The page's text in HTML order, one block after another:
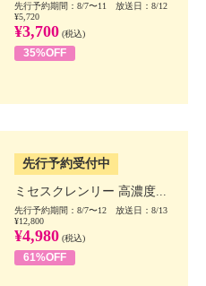
先行予約期間：8/7〜11 放送日：8/12
¥5,720
¥3,700 (税込)
35%OFF
先行予約受付中
ミセスクレンリー 高濃度...
先行予約期間：8/7〜12 放送日：8/13
¥12,800
¥4,980 (税込)
61%OFF